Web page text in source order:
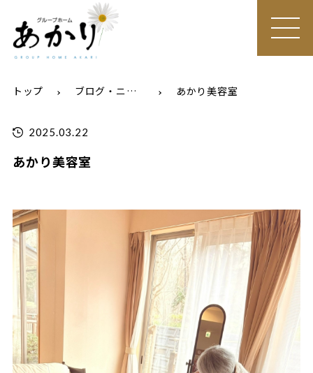
MEN
U
トップ ブログ・ニュース あかり美容室
2025.03.22
あかり美容室